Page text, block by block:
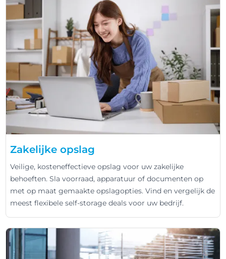
Zakelijke opslag
Veilige, kosteneffectieve opslag voor uw zakelijke
behoeften. Sla voorraad, apparatuur of documenten op
met op maat gemaakte opslagopties. Vind en vergelijk de
meest flexibele self-storage deals voor uw bedrijf.